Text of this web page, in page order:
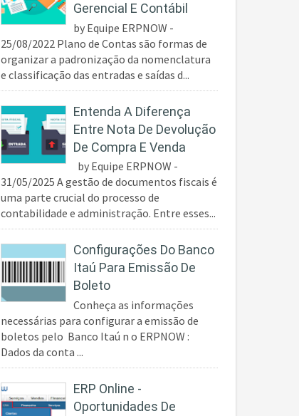
Gerencial E Contábil
by Equipe ERPNOW -
25/08/2022 Plano de Contas são formas de
organizar a padronização da nomenclatura
e classificação das entradas e saídas d...
Entenda A Diferença
Entre Nota De Devolução
De Compra E Venda
by Equipe ERPNOW -
31/05/2025 A gestão de documentos fiscais é
uma parte crucial do processo de
contabilidade e administração. Entre esses...
Configurações Do Banco
Itaú Para Emissão De
Boleto
Conheça as informações
necessárias para configurar a emissão de
boletos pelo Banco Itaú n o ERPNOW :
Dados da conta ...
ERP Online -
Oportunidades De